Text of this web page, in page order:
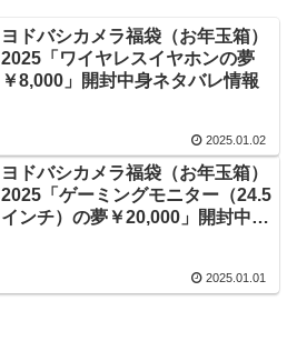
ヨドバシカメラ福袋（お年玉箱）
2025「ワイヤレスイヤホンの夢
￥8,000」開封中身ネタバレ情報
2025.01.02
ヨドバシカメラ福袋（お年玉箱）
2025「ゲーミングモニター（24.5
インチ）の夢￥20,000」開封中身
2025.01.01